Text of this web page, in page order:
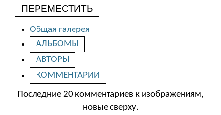
ПЕРЕМЕСТИТЬ
Общая галерея
АЛЬБОМЫ
АВТОРЫ
КОММЕНТАРИИ
Последние 20 комментариев к изображениям,
новые сверху.